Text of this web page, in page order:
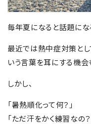
毎年夏になると話題にな
最近では熱中症対策とし
いう言葉を耳にする機会
しかし、
「暑熱順化って何？」
「ただ汗をかく練習なの？